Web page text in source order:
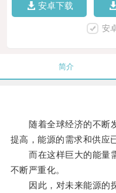
安卓下载
安
简介
随着全球经济的不断发
提高，能源的需求和供应
而在这样巨大的能量需
不断严重化。
因此，对未来能源的探